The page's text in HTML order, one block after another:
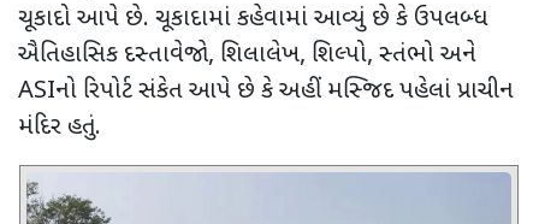
ચૂકાદો આપે છે. ચૂકાદામાં કહેવામાં આવ્યું છે કે ઉપલબ્ધ
ઐતિહાસિક દસ્તાવેજો, શિલાલેખ, શિલ્પો, સ્તંભો અને
ASIનો રિપોર્ટ સંકેત આપે છે કે અહીં મસ્જિદ પહેલાં પ્રાચીન
મંદિર હતું.